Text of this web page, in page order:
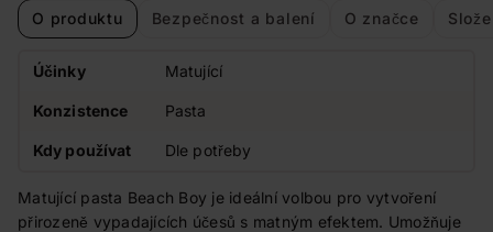
O produktu Bezpečnost a balení O značce
Účinky Matující
Konzistence Pasta
Kdy používat Dle potřeby
Matující pasta Beach Boy je ideální volbou pro vytvoření
přirozeně vypadajících účesů s matným efektem. Umožňuje